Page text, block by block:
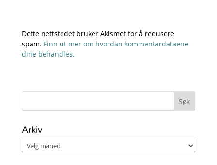
Dette nettstedet bruker Akismet for å redusere
spam. Finn ut mer om hvordan kommentardataene
dine behandles.
Arkiv